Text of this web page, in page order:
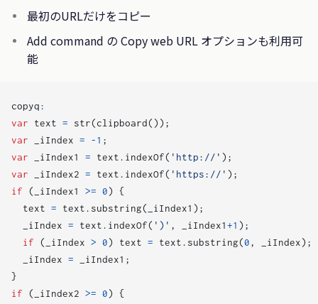
最初のURLだけをコピー
Add command の Copy web URL オプションも利用可
能
copyq:
var
text = str(clipboard());
var
_iIndex = -1 ;
var
_iIndex1 = text . indexOf( 'http://' );
var
_iIndex2 = text . indexOf( 'https://' );
if
( _iIndex1 >= 0)
{
text = text . substring( _iIndex1 );
_iIndex = text . indexOf( ')' , _iIndex1+1 );
if
( _iIndex > 0) text = text . substring(0, _iIndex);
_iIndex = _iIndex1 ;
}
if
( _iIndex2 >= 0)
{